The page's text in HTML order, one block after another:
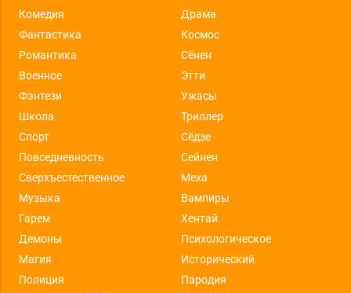
Комедия
Драма
Фантастика
Космос
Романтика
Сёнен
Военное
Этти
Фэнтези
Ужасы
Школа
Триллер
Спорт
Сёдзе
Повседневность
Сейнен
Сверхъестественное
Меха
Музыка
Вампиры
Гарем
Хентай
Демоны
Психологическое
Магия
Исторический
Полиция
Пародия